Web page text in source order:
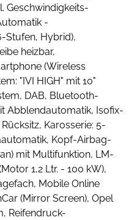
Geschwindigkeits-
-
Stufen, Hybrid),
heizbar,
(Wireless
"IVI HIGH" mit 10"
DAB, Bluetooth-
Abblendautomatik, Isofix-
Karosserie: 5-
Kopf-Airbag-
mit Multifunktion, LM-
1,2 Ltr. - 100 kW),
Mobile Online
(Mirror Screen), Opel
Reifendruck-